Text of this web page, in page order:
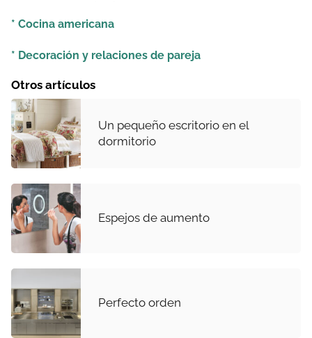
* Cocina americana
* Decoración y relaciones de pareja
Otros artículos
Un pequeño escritorio en el
dormitorio
Espejos de aumento
Perfecto orden